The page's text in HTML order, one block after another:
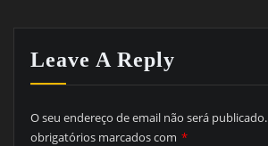
Leave A Reply
O seu endereço de email não será publicado.
obrigatórios marcados com *